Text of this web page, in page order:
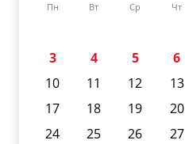
Пн Вт Ср Чт
3
4 5 6
10
11 12 13
17
18 19 20
24
25 26 27